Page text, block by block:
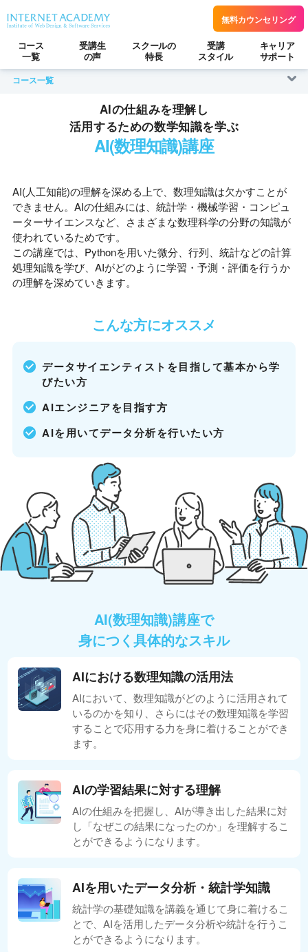
無料カウンセリング
コース
一覧
受講生
の声
スクールの
特長
受講
スタイル
キャリア
サポート
コース一覧
AIの仕組みを理解し
活用するための数学知識を学ぶ
AI(数理知識)講座
AI(人工知能)の理解を深める上で、数理知識は欠かすことが
できません。AIの仕組みには、統計学・機械学習・コンピュ
ーターサイエンスなど、さまざまな数理科学の分野の知識が
使われているためです。
この講座では、Pythonを用いた微分、行列、統計などの計算
処理知識を学び、AIがどのように学習・予測・評価を行うか
の理解を深めていきます。
こんな方にオススメ
データサイエンティストを目指して基本から学
びたい方
AIエンジニアを目指す方
AIを用いてデータ分析を行いたい方
AI(数理知識)講座で
身につく具体的なスキル
AIにおける数理知識の活用法
AIにおいて、数理知識がどのように活用されて
いるのかを知り、さらにはその数理知識を学習
することで応用する力を身に着けることができ
ます。
AIの学習結果に対する理解
AIの仕組みを把握し、AIが導き出した結果に対
し「なぜこの結果になったのか」を理解するこ
とができるようになります。
AIを用いたデータ分析・統計学知識
統計学の基礎知識を講義を通じて身に着けるこ
とで、AIを活用したデータ分析や統計を行うこ
とができるようになります。